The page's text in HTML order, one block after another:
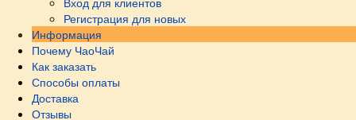
Регистрация для новых
Информация
Почему ЧаоЧай
Как заказать
Способы оплаты
Доставка
Отзывы